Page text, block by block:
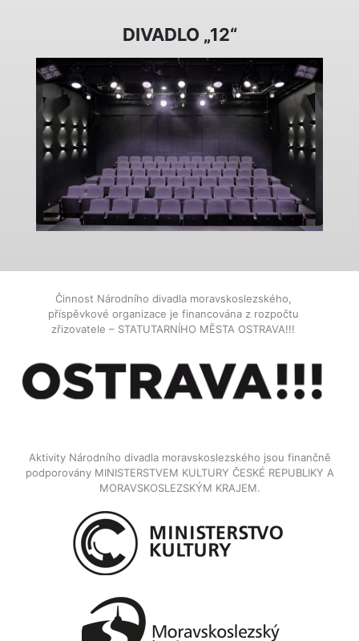
DIVADLO „12“
Činnost Národního divadla moravskoslezského,
příspěvkové organizace je financována z rozpočtu
zřizovatele – STATUTARNÍHO MĚSTA OSTRAVA!!!
Aktivity Národního divadla moravskoslezského jsou finančně
podporovány MINISTERSTVEM KULTURY ČESKÉ REPUBLIKY A
MORAVSKOSLEZSKÝM KRAJEM.